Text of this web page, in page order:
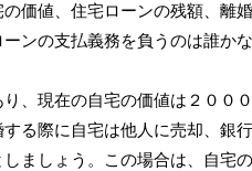
価値、住宅ローンの残額、離
ンの支払義務を負うのは誰か
、現在の自宅の価値は２００
る際に自宅は他人に売却、銀
ましょう。この場合は、自宅